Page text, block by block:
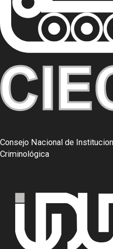
Consejo Nacional de
Criminológica